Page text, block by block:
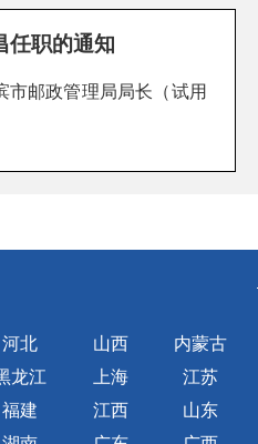
任职的通知
市邮政管理局局长（试用
河北 山西
内蒙古
龙江 上海
江苏
福建 江西
山东